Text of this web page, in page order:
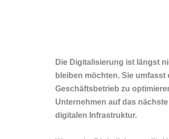
Die Digitalisierung ist längst
bleiben möchten. Sie
Geschäftsbetrieb zu
Unternehmen auf das
digitalen Infrastruktur.